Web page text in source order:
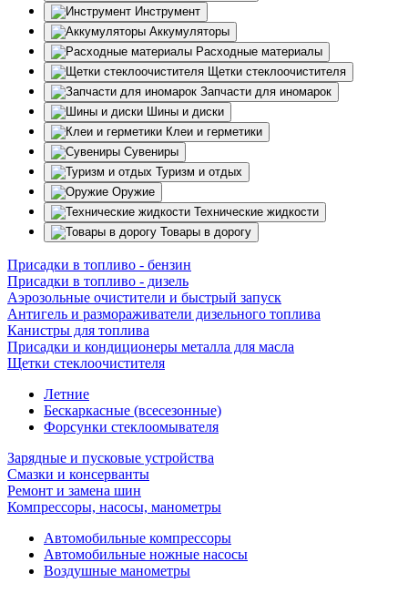
Инструмент
Аккумуляторы
Расходные материалы
Щетки стеклоочистителя
Запчасти для иномарок
Шины и диски
Клеи и герметики
Сувениры
Туризм и отдых
Оружие
Технические жидкости
Товары в дорогу
Присадки в топливо - бензин
Присадки в топливо - дизель
Аэрозольные очистители и быстрый запуск
Антигель и размораживатели дизельного топлива
Канистры для топлива
Присадки и кондиционеры металла для масла
Щетки стеклоочистителя
Летние
Бескаркасные (всесезонные)
Форсунки стеклоомывателя
Зарядные и пусковые устройства
Смазки и консерванты
Ремонт и замена шин
Компрессоры, насосы, манометры
Автомобильные компрессоры
Автомобильные ножные насосы
Воздушные манометры